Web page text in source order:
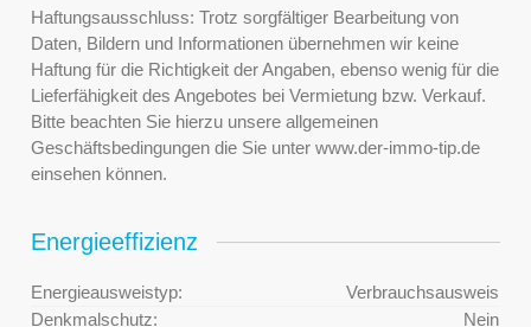
Haftungsausschluss: Trotz sorgfältiger Bearbeitung von
Daten, Bildern und Informationen übernehmen wir keine
Haftung für die Richtigkeit der Angaben, ebenso wenig für die
Lieferfähigkeit des Angebotes bei Vermietung bzw. Verkauf.
Bitte beachten Sie hierzu unsere allgemeinen
Geschäftsbedingungen die Sie unter www.der-immo-tip.de
einsehen können.
Energieeffizienz
Energieausweistyp:
Verbrauchsausweis
Denkmalschutz:
Nein